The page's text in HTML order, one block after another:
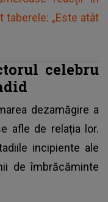
„Este atât
celebru
dezamăgire a
afle de relația lor.
incipiente ale
de îmbrăcăminte